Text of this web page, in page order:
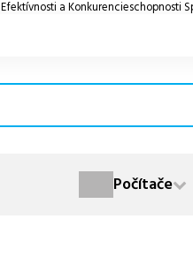
a Konkurencieschopnosti
Počítače